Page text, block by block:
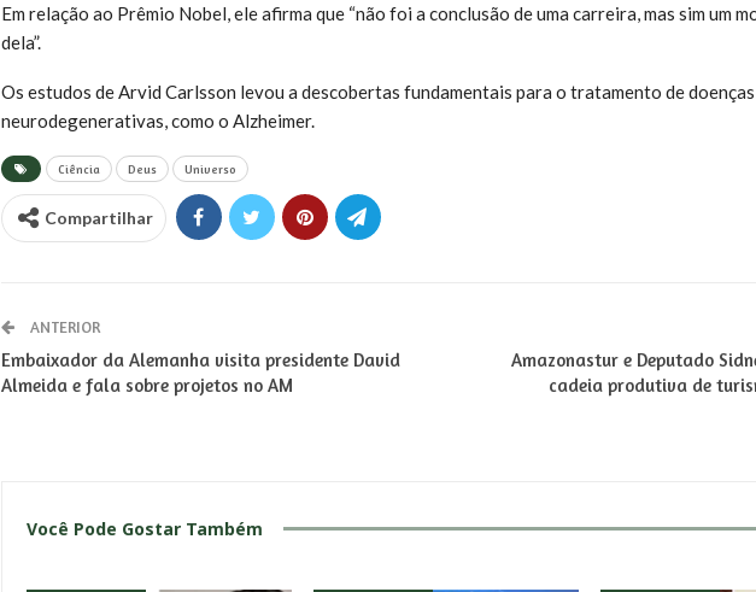
Em relação ao Prêmio Nobel, ele afirma que “não foi a conclusão de uma carreira, mas sim um
dela”.
Os estudos de Arvid Carlsson levou a descobertas fundamentais para o tratamento de doenças
neurodegenerativas, como o Alzheimer.
Ciência Deus Universo
Compartilhar
ANTERIOR
Embaixador da Alemanha visita presidente David
Almeida e fala sobre projetos no AM
Amazonastur e Deputado
cadeia produtiva de
Você Pode Gostar Também